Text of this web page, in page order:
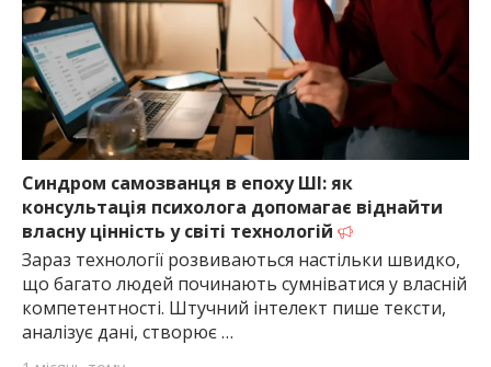
Синдром самозванця в епоху ШІ: як
консультація психолога допомагає віднайти
власну цінність у світі технологій
Зараз технології розвиваються настільки швидко,
що багато людей починають сумніватися у власній
компетентності. Штучний інтелект пише тексти,
аналізує дані, створює …